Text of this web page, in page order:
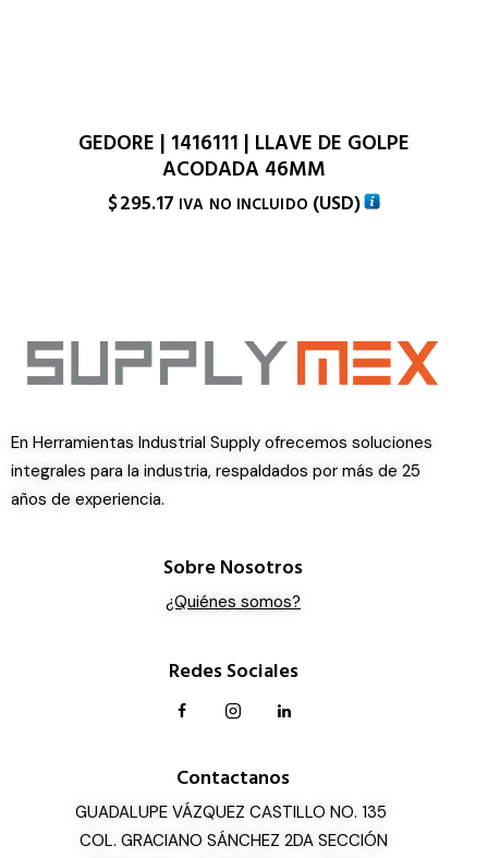
GEDORE | 1416111 | LLAVE DE GOLPE
ACODADA 46MM
$295.17 IVA NO INCLUIDO (USD)
En Herramientas Industrial Supply ofrecemos soluciones
integrales para la industria, respaldados por más de 25
años de experiencia.
Sobre Nosotros
¿Quiénes somos?
Redes Sociales
Contactanos
GUADALUPE VÁZQUEZ CASTILLO NO. 135
COL. GRACIANO SÁNCHEZ 2DA SECCIÓN